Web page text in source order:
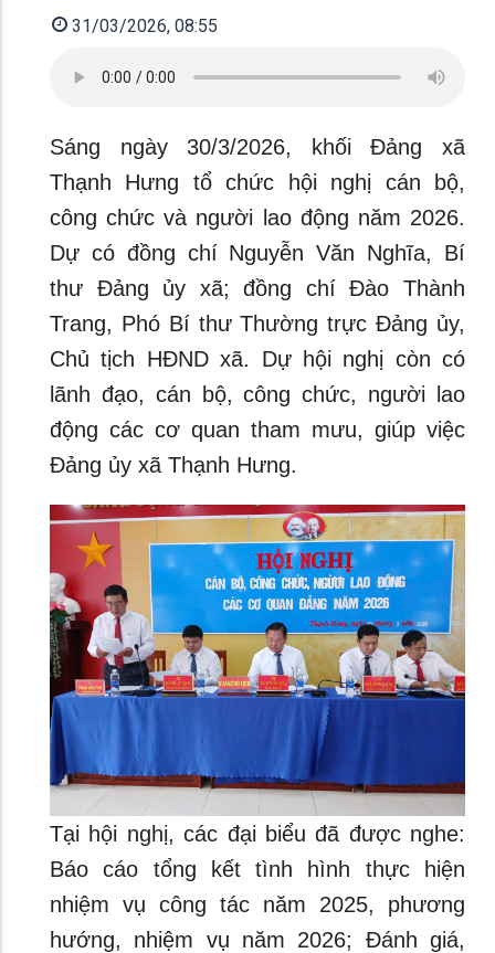
31/03/2026, 08:55
Sáng ngày 30/3/2026, khối Đảng xã
Thạnh Hưng tổ chức hội nghị cán bộ,
công chức và người lao động năm 2026.
Dự có đồng chí Nguyễn Văn Nghĩa, Bí
thư Đảng ủy xã; đồng chí Đào Thành
Trang, Phó Bí thư Thường trực Đảng ủy,
Chủ tịch HĐND xã. Dự hội nghị còn có
lãnh đạo, cán bộ, công chức, người lao
động các cơ quan tham mưu, giúp việc
Đảng ủy xã Thạnh Hưng.
Tại hội nghị, các đại biểu đã được nghe:
Báo cáo tổng kết tình hình thực hiện
nhiệm vụ công tác năm 2025, phương
hướng, nhiệm vụ năm 2026; Đánh giá,